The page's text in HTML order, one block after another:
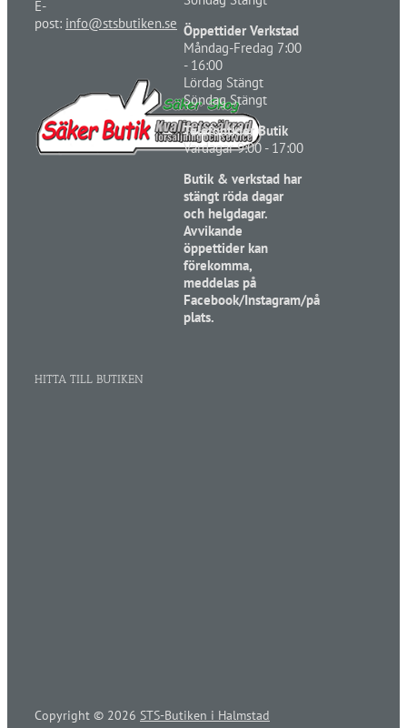
E-
post: info@stsbutiken.se Öppettider Verkstad
Måndag-Fredag 7:00
- 16:00
Lördag Stängt
Söndag Stängt
Telefontider Butik
Vardagar 9:00 - 17:00
Butik & verkstad har
stängt röda dagar
och helgdagar.
Avvikande
öppettider kan
förekomma,
meddelas på
Facebook/Instagram/på
plats.
HITTA TILL BUTIKEN
Copyright © 2026 STS-Butiken i Halmstad